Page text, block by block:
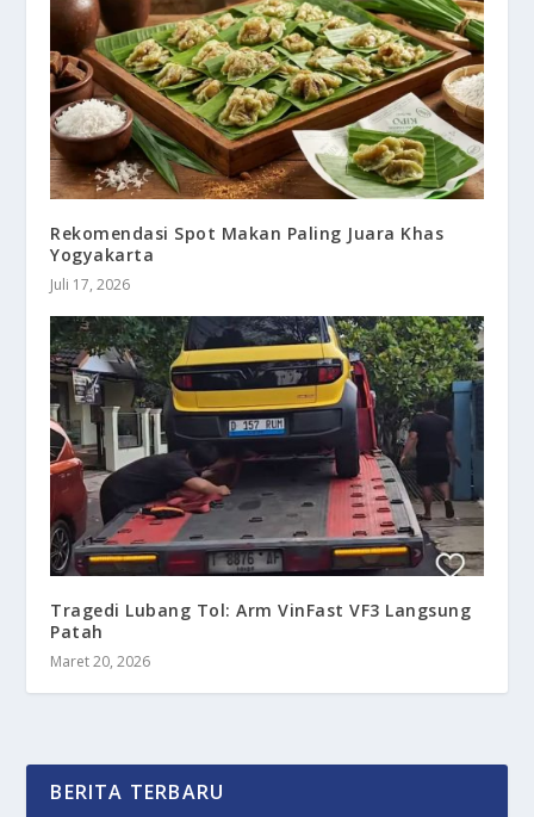
Rekomendasi Spot Makan Paling Juara Khas
Yogyakarta
Juli 17, 2026
Tragedi Lubang Tol: Arm VinFast VF3 Langsung
Patah
Maret 20, 2026
BERITA TERBARU